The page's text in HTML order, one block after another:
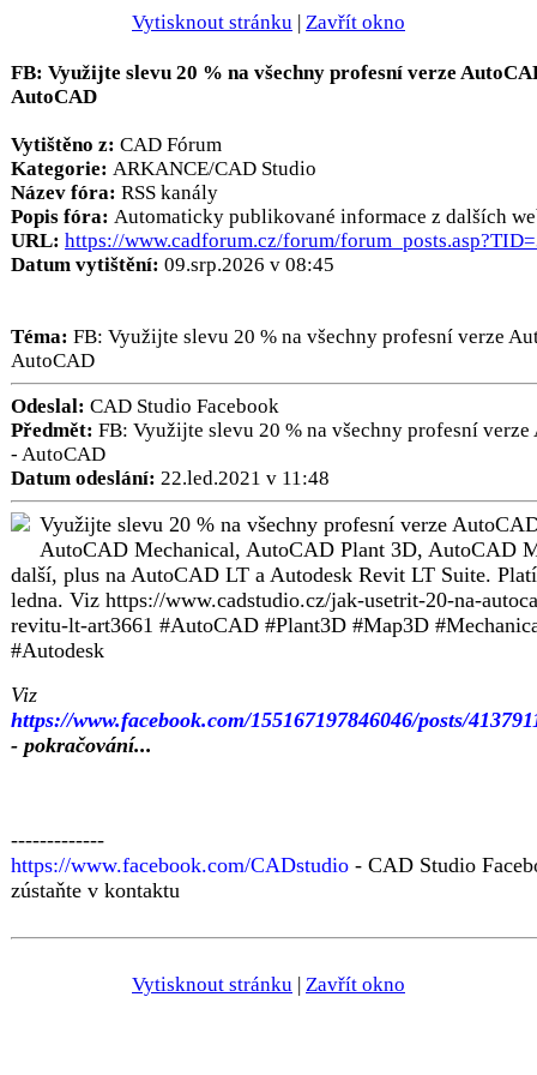
Vytisknout stránku | Zavřít okno
FB: Využijte slevu 20 % na všechny profesní verze
AutoCAD
Vytištěno z: CAD Fórum
Kategorie: ARKANCE/CAD Studio
Název fóra: RSS kanály
Popis fóra: Automaticky publikované informace z dalších
URL: https://www.cadforum.cz/forum/
Datum vytištění: 09.srp.2026 v 08:45
Téma: FB: Využijte slevu 20 % na všechny profesní verze
AutoCAD
Odeslal: CAD Studio Facebook
Předmět: FB: Využijte slevu 20 % na všechny profesní
- AutoCAD
Datum odeslání: 22.led.2021 v 11:48
Využijte slevu 20 % na všechny profesní verze
AutoCAD Mechanical, AutoCAD Plant 3D, AutoCAD
další, plus na AutoCAD LT a Autodesk Revit LT Suite.
ledna. Viz https://www.cadstudio.cz/jak-usetrit-20-na-
revitu-lt-art3661 #AutoCAD #Plant3D #Map3D
#Autodesk
Viz
https://www.facebook.com/155167197846046/posts/
- pokračování...
-------------
https://www.facebook.com/CADstudio - CAD Studio
zústaňte v kontaktu
Vytisknout stránku | Zavřít okno